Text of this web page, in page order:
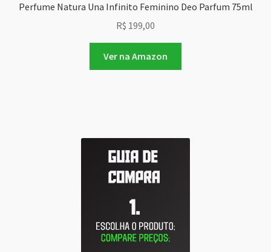
Perfume Natura Una Infinito Feminino Deo Parfum 75ml
R$ 199,00
Ver na Amazon